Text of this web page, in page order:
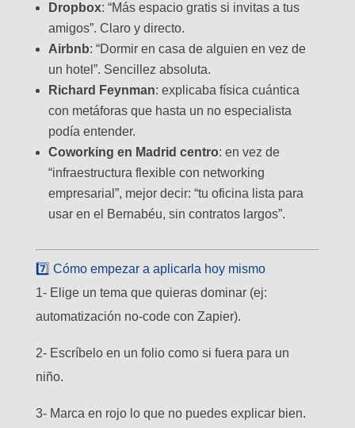
Dropbox: “Más espacio gratis si invitas a tus
amigos”. Claro y directo.
Airbnb: “Dormir en casa de alguien en vez de
un hotel”. Sencillez absoluta.
Richard Feynman: explicaba física cuántica
con metáforas que hasta un no especialista
podía entender.
Coworking en Madrid centro: en vez de
“infraestructura flexible con networking
empresarial”, mejor decir: “tu oficina lista para
usar en el Bernabéu, sin contratos largos”.
7️⃣ Cómo empezar a aplicarla hoy mismo
1- Elige un tema que quieras dominar (ej:
automatización no-code con Zapier).
2- Escríbelo en un folio como si fuera para un
niño.
3- Marca en rojo lo que no puedes explicar bien.